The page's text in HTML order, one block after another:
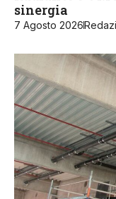
sinergia
7 Agosto 2026